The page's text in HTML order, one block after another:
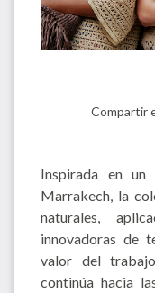
Compartir
Inspirada en
Marrakech, la
naturales,
innovadoras de
valor del
continúa hacia